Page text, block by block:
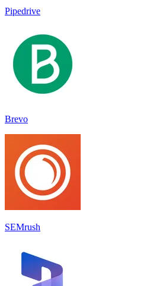
Pipedrive
Brevo
SEMrush